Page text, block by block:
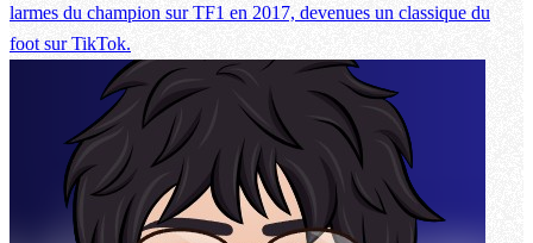
larmes du champion sur TF1 en 2017, devenues un classique du
foot sur TikTok.